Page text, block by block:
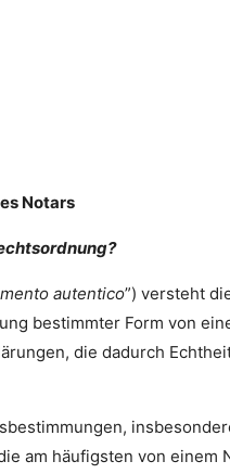
Notars
autentico”) versteht
bestimmter Form von
die dadurch
am häufigsten von